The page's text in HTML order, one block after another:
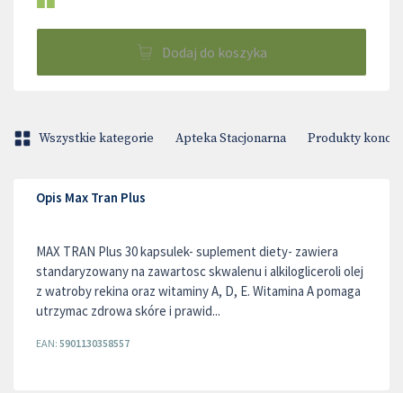
Dodaj do koszyka
Wszystkie kategorie Apteka Stacjonarna Produkty
Opis Max Tran Plus
MAX TRAN Plus 30 kapsulek- suplement diety- zawiera
standaryzowany na zawartosc skwalenu i alkilogliceroli olej
z watroby rekina oraz witaminy A, D, E. Witamina A pomaga
utrzymac zdrowa skóre i prawid...
EAN: 5901130358557